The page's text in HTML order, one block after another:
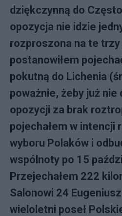
dziękczynną do
opozycja nie idzie
rozproszona na te
postanowiłem
pokutną do Lichenia
poważnie, żeby już nie
opozycji za brak
pojechałem w intencji
wyboru Polaków i
wspólnoty po 15
Przejechałem 222
Salonowi 24
wieloletni poseł